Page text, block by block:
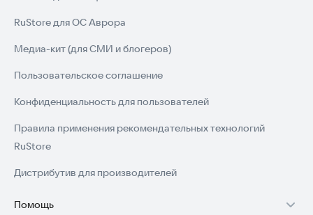
RuStore для ОС Аврора
Медиа-кит (для СМИ и блогеров)
Пользовательское соглашение
Конфиденциальность для пользователей
Правила применения рекомендательных технологий
RuStore
Дистрибутив для производителей
Помощь